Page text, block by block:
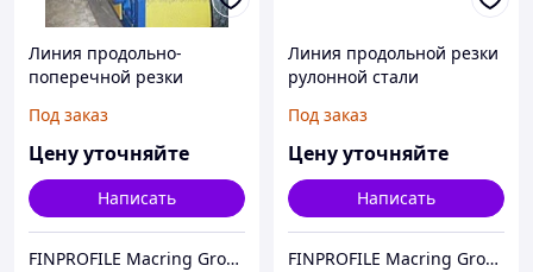
Линия продольно-
поперечной резки
Под заказ
Цену уточняйте
Написать
FINPROFILE Macring Group
Линия продольной резки
рулонной стали
Под заказ
Цену уточняйте
Написать
FINPROFILE Macring Group